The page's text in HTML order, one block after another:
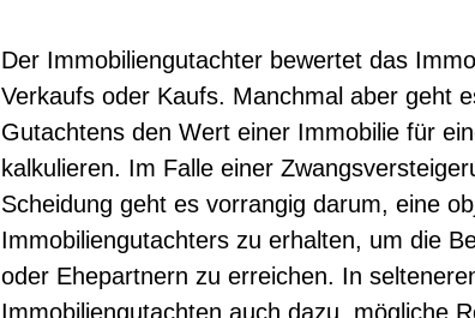
Der Immobiliengutachter bewertet das
Verkaufs oder Kaufs. Manchmal aber geht
Gutachtens den Wert einer Immobilie für
kalkulieren. Im Falle einer
Scheidung geht es vorrangig darum, eine
Immobiliengutachters zu erhalten, um die
oder Ehepartnern zu erreichen. In
Immobiliengutachten auch dazu, mögliche